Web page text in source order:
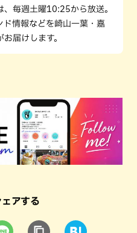
毎週土曜10:25から放送。
ド情報などを崎山一葉・嘉
届けします。
アする